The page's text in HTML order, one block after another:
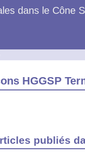
dans le Cône
HGGSP
publiés